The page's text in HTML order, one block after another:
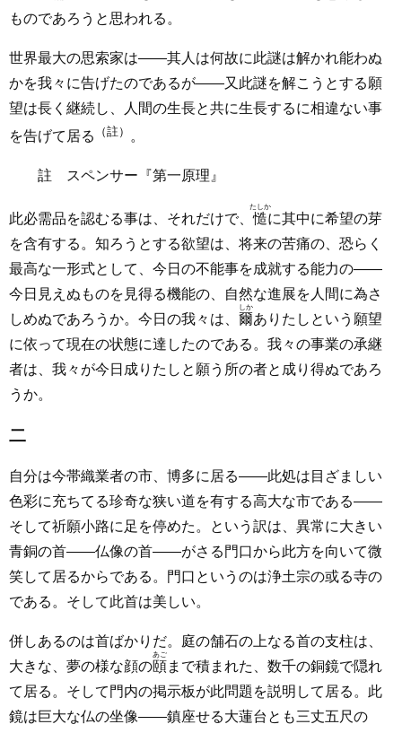
ものであろうと思われる。
世界最大の思索家は――其人は何故に此謎は解かれ能わぬ
かを我々に告げたのであるが――又此謎を解こうとする願
望は長く継続し、人間の生長と共に生長するに相違ない事
を告げて居る
（註） 。
註 スペンサー『第一原理』
此必需品を認むる事は、それだけで、慥
たしか
に其中に希望の芽
を含有する。知ろうとする欲望は、将来の苦痛の、恐らく
最高な一形式として、今日の不能事を成就する能力の――
今日見えぬものを見得る機能の、自然な進展を人間に為さ
しめぬであろうか。今日の我々は、 爾
しか
ありたしという願望
に依って現在の状態に達したのである。我々の事業の承継
者は、我々が今日成りたしと願う所の者と成り得ぬであろ
うか。
二
自分は今帯織業者の市、博多に居る――此処は目ざましい
色彩に充ちてる珍奇な狭い道を有する高大な市である――
そして祈願小路に足を停めた。という訳は、異常に大きい
青銅の首――仏像の首――がさる門口から此方を向いて微
笑して居るからである。門口というのは浄土宗の或る寺の
である。そして此首は美しい。
併しあるのは首ばかりだ。庭の舗石の上なる首の支柱は、
大きな、夢の様な顔の頤
あご
まで積まれた、数千の銅鏡で隠れ
て居る。そして門内の掲示板が此問題を説明して居る。此
鏡は巨大な仏の坐像――鎮座せる大蓮台とも三丈五尺の